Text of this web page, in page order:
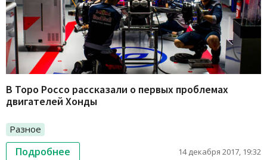
В Торо Россо рассказали о первых проблемах
двигателей Хонды
Разное
Подробнее 14 декабря 2017, 19:32